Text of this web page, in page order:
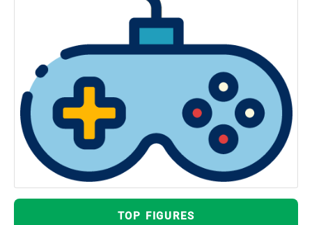
TOP FIGURES